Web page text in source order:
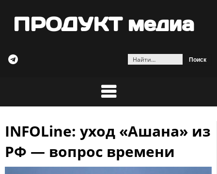
ПРОДУКТ медиа
Найти:
Skip
content
INFOLine: уход «Ашана» из
РФ — вопрос времени